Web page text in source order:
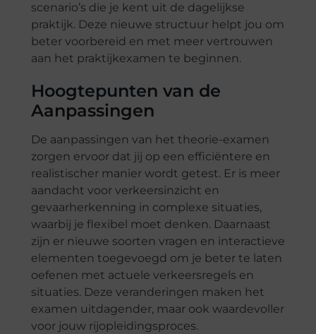
scenario’s die je kent uit de dagelijkse
praktijk. Deze nieuwe structuur helpt jou om
beter voorbereid en met meer vertrouwen
aan het praktijkexamen te beginnen.
Hoogtepunten van de
Aanpassingen
De aanpassingen van het theorie-examen
zorgen ervoor dat jij op een efficiëntere en
realistischer manier wordt getest. Er is meer
aandacht voor verkeersinzicht en
gevaarherkenning in complexe situaties,
waarbij je flexibel moet denken. Daarnaast
zijn er nieuwe soorten vragen en interactieve
elementen toegevoegd om je beter te laten
oefenen met actuele verkeersregels en
situaties. Deze veranderingen maken het
examen uitdagender, maar ook waardevoller
voor jouw rijopleidingsproces.